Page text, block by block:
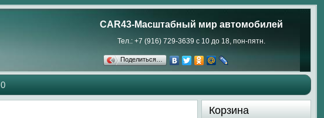
CAR43-Масштабный мир автомобилей
Тел.: +7 (916) 729-3639 с 10 до 18, пон-пятн.
Поделиться…
0
Корзина